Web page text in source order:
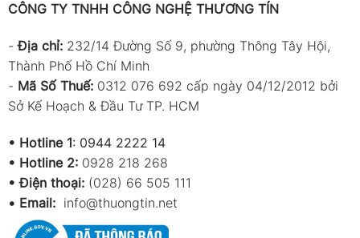
CÔNG TY TNHH CÔNG NGHỆ THƯƠNG TÍN
-Địa chỉ: 232/14 Đường Số 9, phường Thông Tây Hội,
Thành Phố Hồ Chí Minh
- Mã Số Thuế: 0312 076 692 cấp ngày 04/12/2012 bởi
Sở Kế Hoạch & Đầu Tư TP. HCM
• Hotline 1: 0944 2222 14
• Hotline 2: 0928 218 268
• Điện thoại: (028) 66 505 111
• Email: info@thuongtin.net